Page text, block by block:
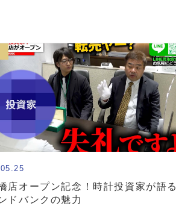
店オープン記念！時計投資家が語る
ドバンクの魅力